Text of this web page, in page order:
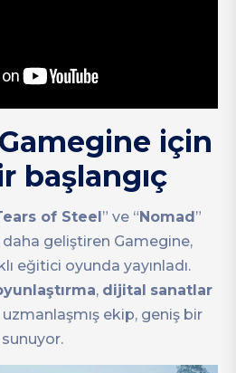
için
başlangıç
of Steel” ve “Nomad”
daha geliştiren Gamegine,
eğitici oyunda yayınladı.
, dijital sanatlar
uzmanlaşmış ekip, geniş bir